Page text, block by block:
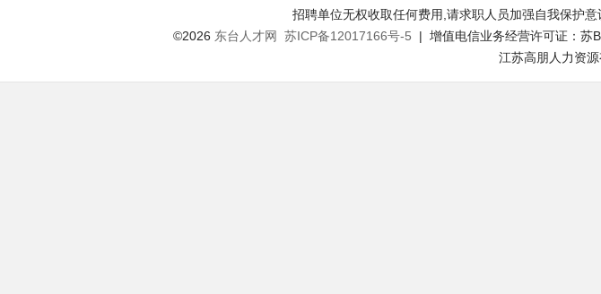
招聘单位无权收取任何费用,请求职人员加强自我保护
©2026 东台人才网 苏ICP备12017166号-5 | 增值电信业务经营许可证：苏
江苏高朋人力资